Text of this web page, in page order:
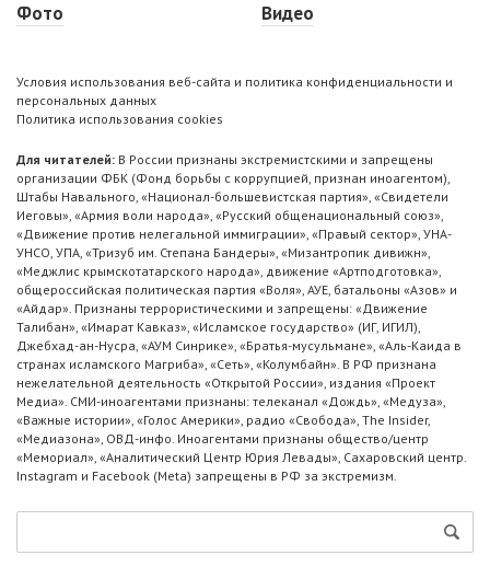
Фото
Видео
Условия использования веб-сайта и политика конфиденциальности и
персональных данных
Политика использования cookies
Для читателей: В России признаны экстремистскими и запрещены
организации ФБК (Фонд борьбы с коррупцией, признан иноагентом),
Штабы Навального, «Национал-большевистская партия», «Свидетели
Иеговы», «Армия воли народа», «Русский общенациональный союз»,
«Движение против нелегальной иммиграции», «Правый сектор», УНА-
УНСО, УПА, «Тризуб им. Степана Бандеры», «Мизантропик дивижн»,
«Меджлис крымскотатарского народа», движение «Артподготовка»,
общероссийская политическая партия «Воля», АУЕ, батальоны «Азов» и
«Айдар». Признаны террористическими и запрещены: «Движение
Талибан», «Имарат Кавказ», «Исламское государство» (ИГ, ИГИЛ),
Джебхад-ан-Нусра, «АУМ Синрике», «Братья-мусульмане», «Аль-Каида в
странах исламского Магриба», «Сеть», «Колумбайн». В РФ признана
нежелательной деятельность «Открытой России», издания «Проект
Медиа». СМИ-иноагентами признаны: телеканал «Дождь», «Медуза»,
«Важные истории», «Голос Америки», радио «Свобода», The Insider,
«Медиазона», ОВД-инфо. Иноагентами признаны общество/центр
«Мемориал», «Аналитический Центр Юрия Левады», Сахаровский центр.
Instagram и Facebook (Metа) запрещены в РФ за экстремизм.